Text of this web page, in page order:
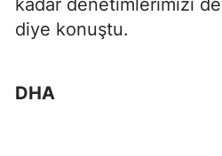
kadar denetimlerimizi
diye konuştu.
DHA